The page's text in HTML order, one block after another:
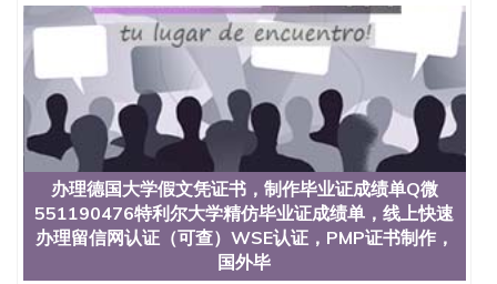
办理德国大学假文凭证书，制作毕业证成绩单Q微
551190476特利尔大学精仿毕业证成绩单，线上快速
办理留信网认证（可查）WSE认证，PMP证书制作，
国外毕